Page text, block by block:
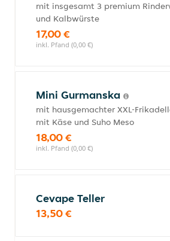
mit insgesamt 3 premium
und Kalbwürste
17,00 €
inkl. Pfand (0,00 €)
Mini Gurmanska
mit hausgemachter XXL-
mit Käse und Suho Meso
18,00 €
inkl. Pfand (0,00 €)
Cevape Teller
13,50 €